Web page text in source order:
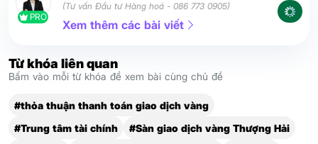
PRO
(Tư vấn Đầu tư Hàng hoá - 086 773 0905)
Xem thêm các bài viết
Từ khóa liên quan
Bấm vào mỗi từ khóa để xem bài cùng chủ đề
#thỏa thuận thanh toán giao dịch vàng
#Trung tâm tài chính
#Sàn giao dịch vàng Thượng Hải